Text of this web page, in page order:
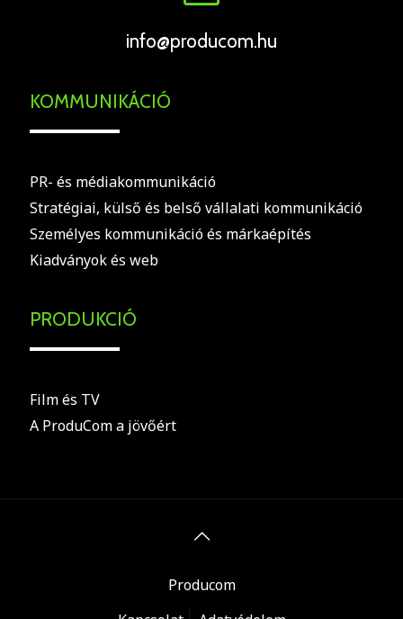
info@producom.hu
KOMMUNIKÁCIÓ
PR- és médiakommunikáció
Stratégiai, külső és belső vállalati kommunikáció
Személyes kommunikáció és márkaépítés
Kiadványok és web
PRODUKCIÓ
Film és TV
A ProduCom a jövőért
Producom